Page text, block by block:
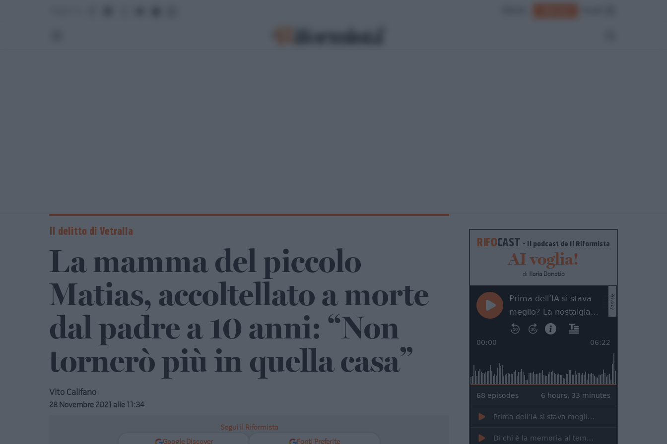
Il delitto di Vetralla
La mamma del piccolo
Matias, accoltellato a morte
dal padre a 10 anni: “Non
tornerò più in quella casa”
Vito Califano
28 Novembre 2021 alle 11:34
Segui il Riformista
Google Discover
Fonti Preferite
RIFOCAST - Il podcast de Il Riformista
AI voglia!
di Ilaria Donatio